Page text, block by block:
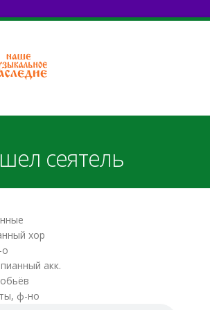
сеятель
хор
акк.
ф-но